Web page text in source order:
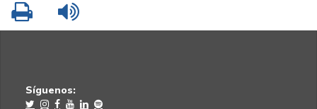
Imprimir
Síguenos: